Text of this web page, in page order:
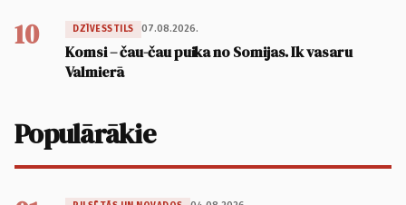
10 DZĪVESSTILS 07.08.2026.
Komsi – čau-čau puika no Somijas. Ik vasaru
Valmierā
Populārākie